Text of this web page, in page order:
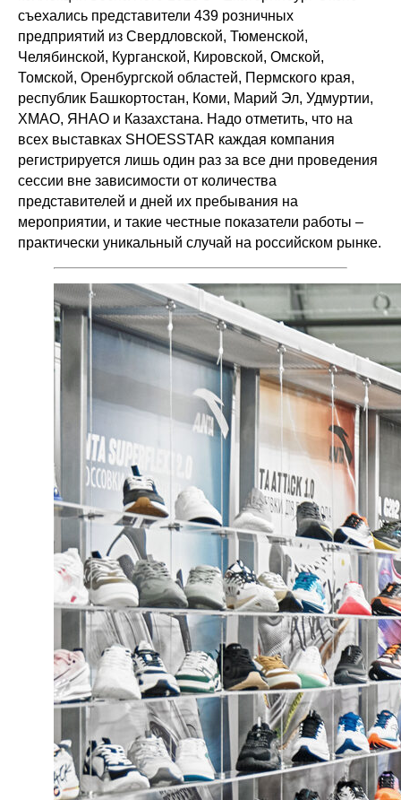
съехались представители 439 розничных
предприятий из Свердловской, Тюменской,
Челябинской, Курганской, Кировской, Омской,
Томской, Оренбургской областей, Пермского края,
республик Башкортостан, Коми, Марий Эл, Удмуртии,
ХМАО, ЯНАО и Казахстана. Надо отметить, что на
всех выставках SHOESSTAR каждая компания
регистрируется лишь один раз за все дни проведения
сессии вне зависимости от количества
представителей и дней их пребывания на
мероприятии, и такие честные показатели работы –
практически уникальный случай на российском рынке.